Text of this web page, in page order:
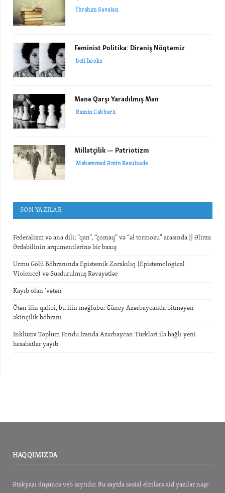
İbrahım Savalan
Feminist Politika: Dirəniş Nöqtəmiz
bell hooks
Mənə Qarşı Yaradılmış Mən
Ramin Cabbarlı
Millətçilik — Patriotizm
Məhəmməd Əmin Rəsulzadə
SON YAZILAR
Federalizm və ana dili; “qan”, “çomaq” və “əl tormozu” arasında || Əlirza
Ərdəbilinin arqumentlərinə bir baxış
Urmu Gölü Böhranında Epistemik Zorakılıq (Epistemological
Violence) və Susdurulmuş Rəvayətlər
Kayıb olan ‘vətən’
Ötən ilin qalibi, bu ilin məğlubu: Güney Azərbaycanda bitməyən
əkinçilik böhranı
İnklüziv Toplum Fondu İranda Azərbaycan Türkləri ilə bağlı yeni
hesabatlar yayıb
HAQQIMIZDA
Ətəkyazı düşüncə veb saytıdır. Bu saytda sosial elmlərə aid yazılar nəşr